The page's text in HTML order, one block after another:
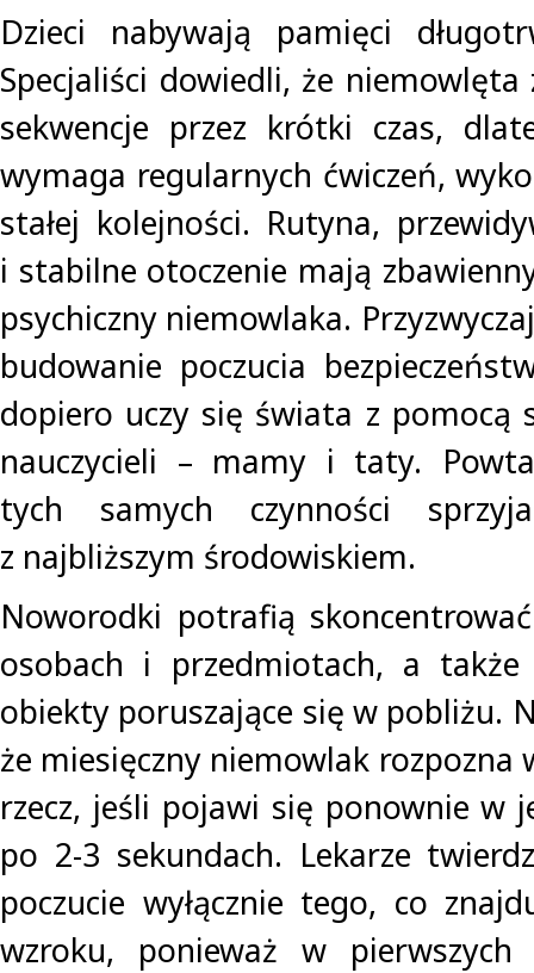
Dzieci nabywają pamięci
Specjaliści dowiedli, że
sekwencje przez krótki czas,
wymaga regularnych ćwiczeń,
stałej kolejności. Rutyna,
i stabilne otoczenie mają
psychiczny niemowlaka.
budowanie poczucia
dopiero uczy się świata z pomocą
nauczycieli – mamy i taty.
tych samych czynności
z najbliższym środowiskiem.
Noworodki potrafią
osobach i przedmiotach, a także
obiekty poruszające się w pobliżu.
że miesięczny niemowlak rozpozna
rzecz, jeśli pojawi się ponownie w
po 2-3 sekundach. Lekarze
poczucie wyłącznie tego, co
wzroku, ponieważ w pierwszych